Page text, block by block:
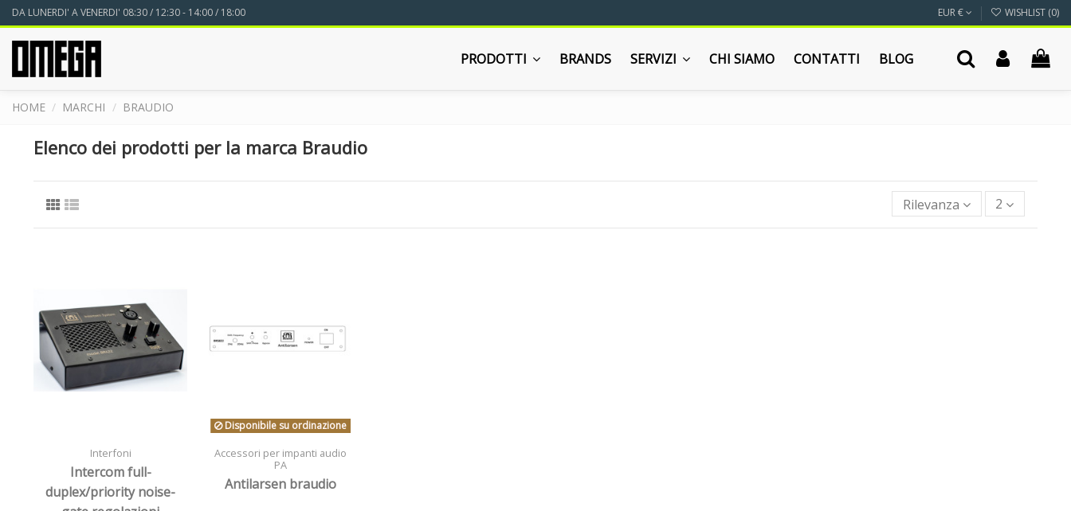
DA LUNERDI' A VENERDI' 08:30 / 12:30 - 14:00 / 18:00 EUR € WISHLIST (0)
PRODOTTI BRANDS SERVIZI CHI SIAMO CONTATTI BLOG
HOME MARCHI BRAUDIO
Elenco dei prodotti per la marca Braudio
Rilevanza 2
Interfoni
Intercom full-
duplex/priority noise-
Disponibile su ordinazione
Accessori per impanti audio
PA
Antilarsen braudio